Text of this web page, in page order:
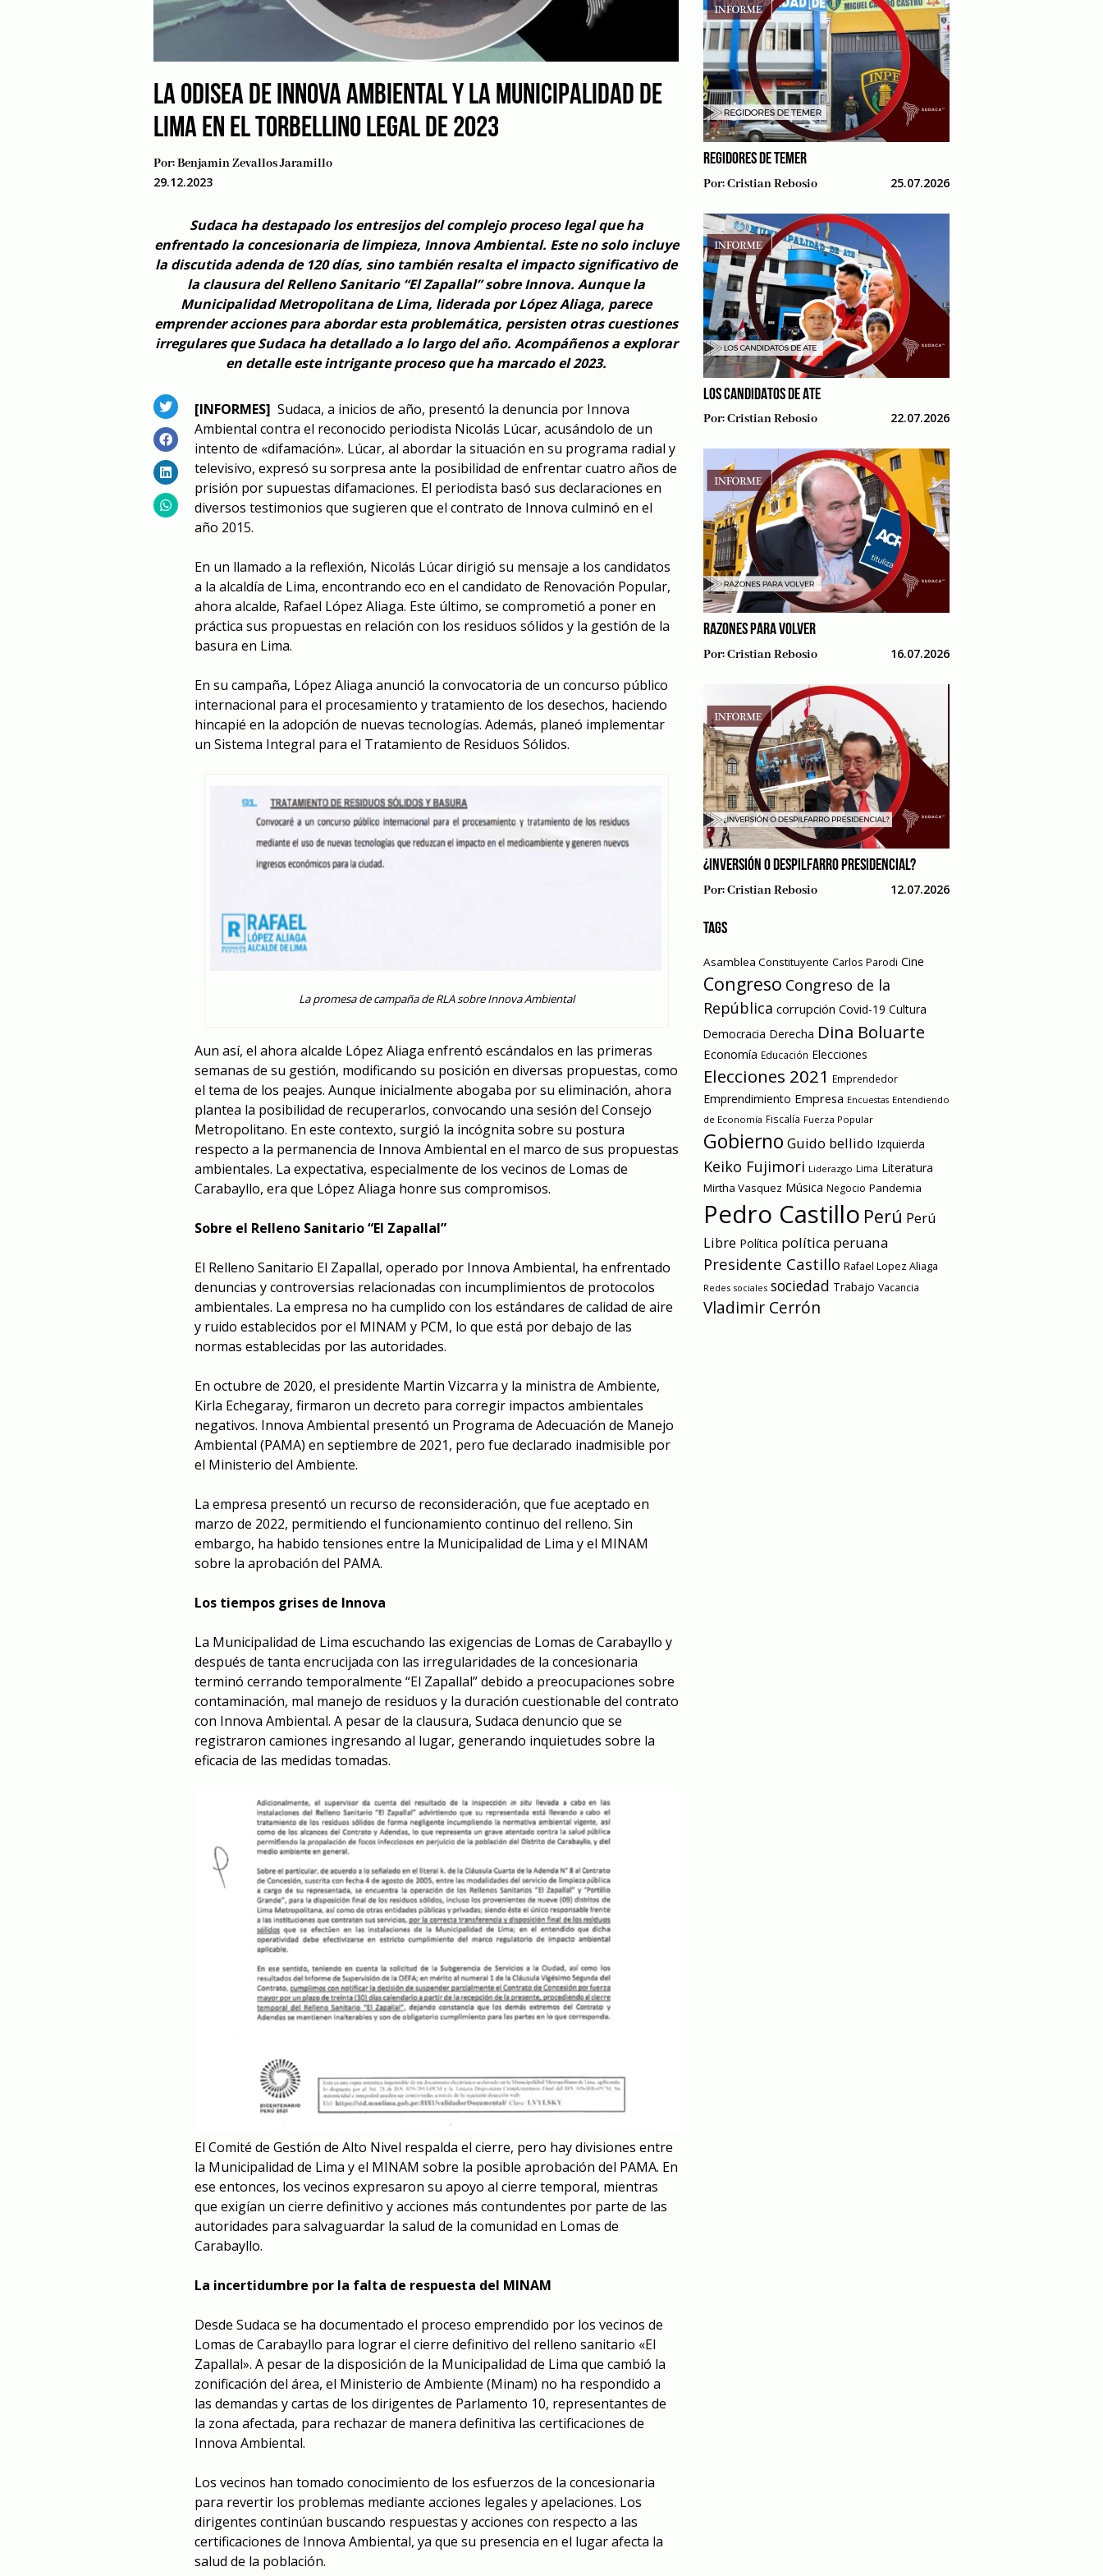
LA ODISEA DE INNOVA AMBIENTAL Y LA MUNICIPALIDAD DE
LIMA EN EL TORBELLINO LEGAL DE 2023
Por:Benjamin Zevallos Jaramillo
29.12.2023
Sudaca ha destapado los entresijos del complejo proceso legal que ha
enfrentado la concesionaria de limpieza, Innova Ambiental. Este no solo incluye
la discutida adenda de 120 días, sino también resalta el impacto significativo de
la clausura del Relleno Sanitario “El Zapallal” sobre Innova. Aunque la
Municipalidad Metropolitana de Lima, liderada por López Aliaga, parece
emprender acciones para abordar esta problemática, persisten otras cuestiones
irregulares que Sudaca ha detallado a lo largo del año. Acompáñenos a explorar
en detalle este intrigante proceso que ha marcado el 2023.
[INFORMES] Sudaca, a inicios de año, presentó la denuncia por Innova
Ambiental contra el reconocido periodista Nicolás Lúcar, acusándolo de un
intento de «difamación». Lúcar, al abordar la situación en su programa radial y
televisivo, expresó su sorpresa ante la posibilidad de enfrentar cuatro años de
prisión por supuestas difamaciones. El periodista basó sus declaraciones en
diversos testimonios que sugieren que el contrato de Innova culminó en el
año 2015.
En un llamado a la reflexión, Nicolás Lúcar dirigió su mensaje a los candidatos
a la alcaldía de Lima, encontrando eco en el candidato de Renovación Popular,
ahora alcalde, Rafael López Aliaga. Este último, se comprometió a poner en
práctica sus propuestas en relación con los residuos sólidos y la gestión de la
basura en Lima.
En su campaña, López Aliaga anunció la convocatoria de un concurso público
internacional para el procesamiento y tratamiento de los desechos, haciendo
hincapié en la adopción de nuevas tecnologías. Además, planeó implementar
un Sistema Integral para el Tratamiento de Residuos Sólidos.
La promesa de campaña de RLA sobre Innova Ambiental
Aun así, el ahora alcalde López Aliaga enfrentó escándalos en las primeras
semanas de su gestión, modificando su posición en diversas propuestas, como
el tema de los peajes. Aunque inicialmente abogaba por su eliminación, ahora
plantea la posibilidad de recuperarlos, convocando una sesión del Consejo
Metropolitano. En este contexto, surgió la incógnita sobre su postura
respecto a la permanencia de Innova Ambiental en el marco de sus propuestas
ambientales. La expectativa, especialmente de los vecinos de Lomas de
Carabayllo, era que López Aliaga honre sus compromisos.
Sobre el Relleno Sanitario “El Zapallal”
El Relleno Sanitario El Zapallal, operado por Innova Ambiental, ha enfrentado
denuncias y controversias relacionadas con incumplimientos de protocolos
ambientales. La empresa no ha cumplido con los estándares de calidad de aire
y ruido establecidos por el MINAM y PCM, lo que está por debajo de las
normas establecidas por las autoridades.
En octubre de 2020, el presidente Martin Vizcarra y la ministra de Ambiente,
Kirla Echegaray, firmaron un decreto para corregir impactos ambientales
negativos. Innova Ambiental presentó un Programa de Adecuación de Manejo
Ambiental (PAMA) en septiembre de 2021, pero fue declarado inadmisible por
el Ministerio del Ambiente.
La empresa presentó un recurso de reconsideración, que fue aceptado en
marzo de 2022, permitiendo el funcionamiento continuo del relleno. Sin
embargo, ha habido tensiones entre la Municipalidad de Lima y el MINAM
sobre la aprobación del PAMA.
Los tiempos grises de Innova
La Municipalidad de Lima escuchando las exigencias de Lomas de Carabayllo y
después de tanta encrucijada con las irregularidades de la concesionaria
terminó cerrando temporalmente “El Zapallal” debido a preocupaciones sobre
contaminación, mal manejo de residuos y la duración cuestionable del contrato
con Innova Ambiental. A pesar de la clausura, Sudaca denuncio que se
registraron camiones ingresando al lugar, generando inquietudes sobre la
eficacia de las medidas tomadas.
El Comité de Gestión de Alto Nivel respalda el cierre, pero hay divisiones entre
la Municipalidad de Lima y el MINAM sobre la posible aprobación del PAMA. En
ese entonces, los vecinos expresaron su apoyo al cierre temporal, mientras
que exigían un cierre definitivo y acciones más contundentes por parte de las
autoridades para salvaguardar la salud de la comunidad en Lomas de
Carabayllo.
La incertidumbre por la falta de respuesta del MINAM
Desde Sudaca se ha documentado el proceso emprendido por los vecinos de
Lomas de Carabayllo para lograr el cierre definitivo del relleno sanitario «El
Zapallal». A pesar de la disposición de la Municipalidad de Lima que cambió la
zonificación del área, el Ministerio de Ambiente (Minam) no ha respondido a
las demandas y cartas de los dirigentes de Parlamento 10, representantes de
la zona afectada, para rechazar de manera definitiva las certificaciones de
Innova Ambiental.
Los vecinos han tomado conocimiento de los esfuerzos de la concesionaria
para revertir los problemas mediante acciones legales y apelaciones. Los
dirigentes continúan buscando respuestas y acciones con respecto a las
certificaciones de Innova Ambiental, ya que su presencia en el lugar afecta la
salud de la población.
REGIDORES DE TEMER
Por:Cristian Rebosio 25.07.2026
LOS CANDIDATOS DE ATE
Por:Cristian Rebosio 22.07.2026
RAZONES PARA VOLVER
Por:Cristian Rebosio 16.07.2026
¿INVERSIÓN O DESPILFARRO PRESIDENCIAL?
Por:Cristian Rebosio 12.07.2026
TAGS
Asamblea Constituyente Carlos Parodi Cine
Congreso Congreso de la
República corrupción Covid-19 Cultura
Democracia Derecha Dina Boluarte
Economía Educación Elecciones
Elecciones 2021 Emprendedor
Emprendimiento Empresa Encuestas Entendiendo
de Economía Fiscalía Fuerza Popular
Gobierno Guido bellido Izquierda
Keiko Fujimori Liderazgo Lima Literatura
Mirtha Vasquez Música Negocio Pandemia
Pedro Castillo Perú Perú
Libre Política política peruana
Presidente Castillo Rafael Lopez Aliaga
Redes sociales sociedad Trabajo Vacancia
Vladimir Cerrón